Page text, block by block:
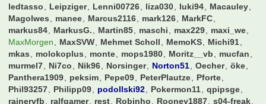
ledtasso
Leipziger Lenni00726 liza030 luki94
Macauley
Magolwes
manee Marcus2116 mark126
MarkFC
markus84
MarkusG. Martin85 maschi max229
maxi_we
MaxMorgen
MaxSVW Mehmet Scholl MemoKS
Michi91
mkas
molokoplus monte mops1980 Moritz__vb
mucfan
murmel7
Ni7co Nik96 Norsinger Norton51 Oecher
öke
Panthera1909
peksim Pepe09 PeterPlautze
Pforte
Phil93257
Philipp09 podollski92 Pokermon11
qpipsge
rainervfb
ralfgamer rest Robinho Rooney1887 s04-freak